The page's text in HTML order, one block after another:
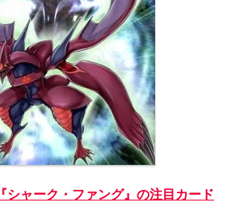
『シャーク・ファング』の注目カード